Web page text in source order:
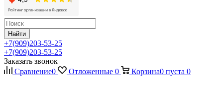
Найти
+7(909)203-53-25
+7(909)203-53-25
Заказать звонок
Сравнение0 Отложенные 0 Корзина0 пуста 0